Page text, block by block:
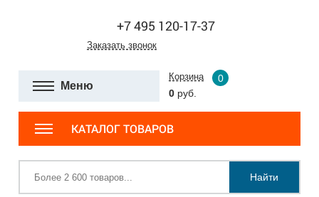
+7 495 120-17-37
Заказать звонок
Меню
Корзина
0
0 руб.
КАТАЛОГ ТОВАРОВ
Найти